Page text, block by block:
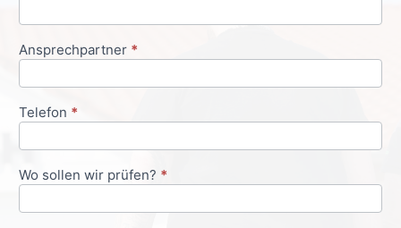
Ansprechpartner *
Telefon *
Wo sollen wir prüfen? *